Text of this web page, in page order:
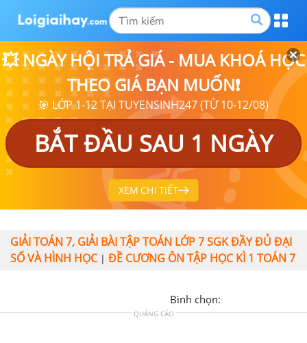
💥 NGÀY HỘI TRẢ GIÁ - MUA KHOÁ HỌC
THEO GIÁ BẠN MUỐN❗
🎯 LỚP 1-12 TẠI TUYENSINH247 (TỪ 10-12/08)
BẮT ĐẦU SAU 1 NGÀY
XEM CHI TIẾT
GIẢI TOÁN 7, GIẢI BÀI TẬP TOÁN LỚP 7 SGK ĐẦY ĐỦ ĐẠI
SỐ VÀ HÌNH HỌC| ĐỀ CƯƠNG ÔN TẬP HỌC KÌ 1 TOÁN 7
Bình chọn:
QUẢNG CÁO